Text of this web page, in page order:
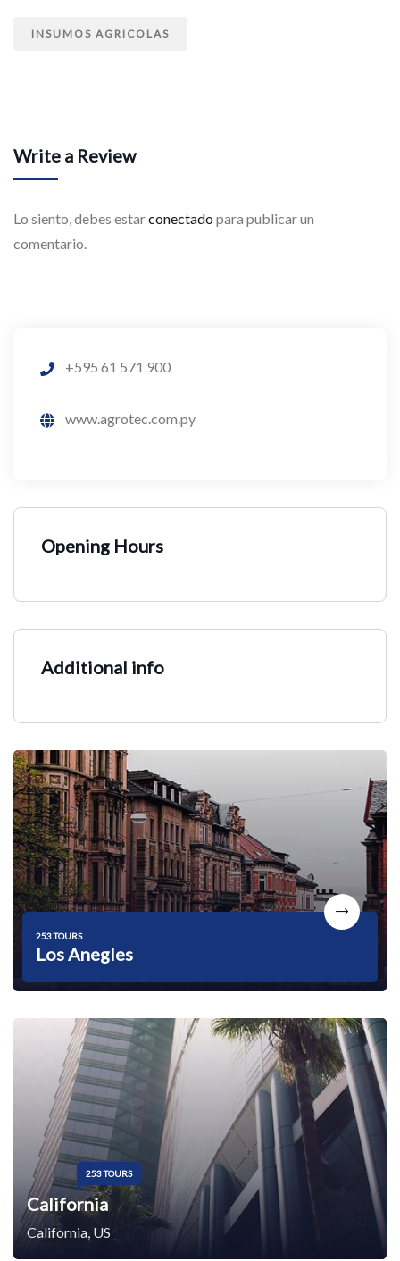
INSUMOS AGRICOLAS
Write a Review
Lo siento, debes estarconectadopara publicar un
comentario.
+595 61 571 900
www.agrotec.com.py
Opening Hours
Additional info
253 TOURS
Los Anegles
253 TOURS
California
California, US